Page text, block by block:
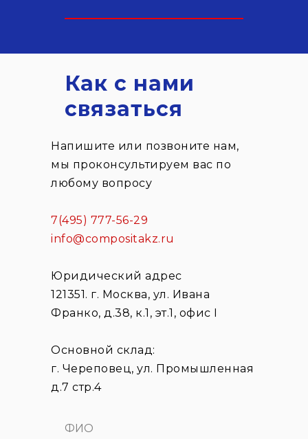
Как с нами
связаться
Напишите или позвоните нам,
мы проконсультируем вас по
любому вопросу
7(495) 777-56-29
info@compositakz.ru
Юридический адрес
121351. г. Москва, ул. Ивана
Франко, д.38, к.1, эт.1, офис I
Основной склад:
г. Череповец, ул. Промышленная
д.7 стр.4